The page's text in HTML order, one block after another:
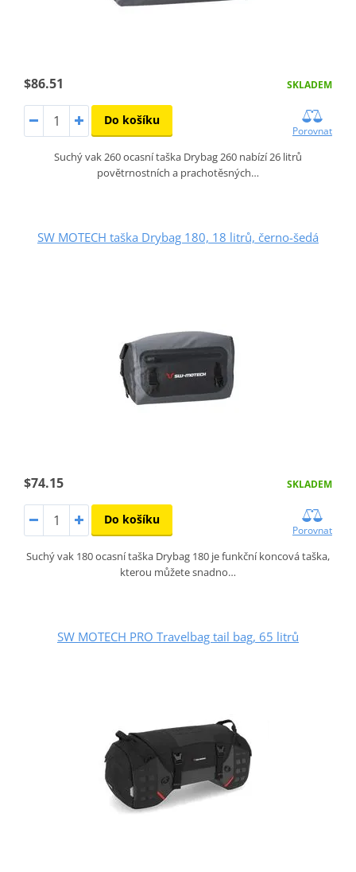
$86.51 SKLADEM
Do košíku
Porovnat
Suchý vak 260 ocasní taška Drybag 260 nabízí 26 litrů
povětrnostních a prachotěsných…
SW MOTECH taška Drybag 180, 18 litrů, černo-šedá
$74.15 SKLADEM
Do košíku
Porovnat
Suchý vak 180 ocasní taška Drybag 180 je funkční koncová taška,
kterou můžete snadno…
SW MOTECH PRO Travelbag tail bag, 65 litrů